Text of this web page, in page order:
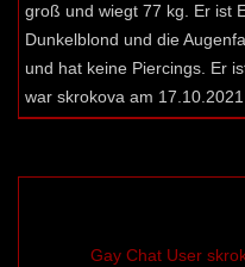
groß und wiegt 77 kg. Er ist
Dunkelblond und die
und hat keine Piercings. Er
war skrokova am
Gay Chat User